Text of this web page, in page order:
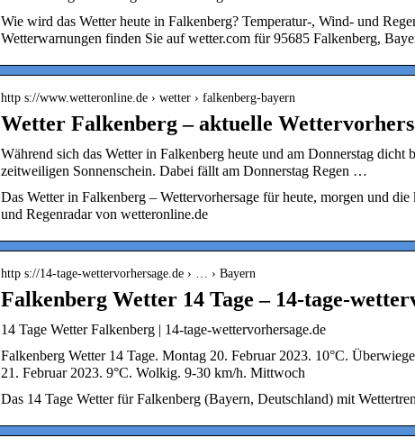
Wie wird das Wetter heute in Falkenberg? Temperatur-, Wind- und
Wetterwarnungen finden Sie auf wetter.com für 95685 Falkenberg,
http s://www.wetteronline.de › wetter › falkenberg-bayern
Wetter Falkenberg – aktuelle
Während sich das Wetter in Falkenberg heute und am Donnerstag dicht
zeitweiligen Sonnenschein. Dabei fällt am Donnerstag Regen …
Das Wetter in Falkenberg – Wettervorhersage für heute, morgen und
und Regenradar von wetteronline.de
http s://14-tage-wettervorhersage.de › … › Bayern
Falkenberg Wetter 14 Tage – 14-tage-
14 Tage Wetter Falkenberg | 14-tage-wettervorhersage.de
Falkenberg Wetter 14 Tage. Montag 20. Februar 2023. 10°C.
21. Februar 2023. 9°C. Wolkig. 9-30 km/h. Mittwoch
Das 14 Tage Wetter für Falkenberg (Bayern, Deutschland) mit